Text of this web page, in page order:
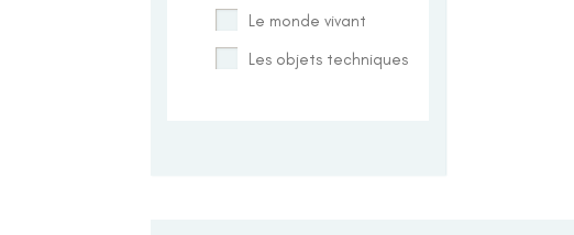
Le monde vivant
Les objets techniques